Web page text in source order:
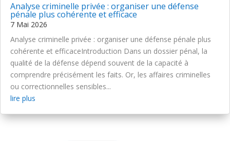
Analyse criminelle privée : organiser une défense
pénale plus cohérente et efficace
7 Mai 2026
Analyse criminelle privée : organiser une défense pénale plus
cohérente et efficaceIntroduction Dans un dossier pénal, la
qualité de la défense dépend souvent de la capacité à
comprendre précisément les faits. Or, les affaires criminelles
ou correctionnelles sensibles...
lire plus